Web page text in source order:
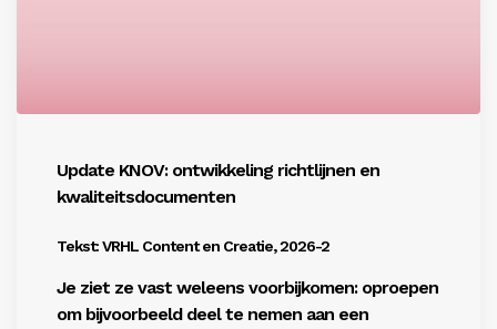
Update KNOV: ontwikkeling richtlijnen en
kwaliteitsdocumenten
Tekst: VRHL Content en Creatie, 2026-2
Je ziet ze vast weleens voorbijkomen: oproepen
om bijvoorbeeld deel te nemen aan een